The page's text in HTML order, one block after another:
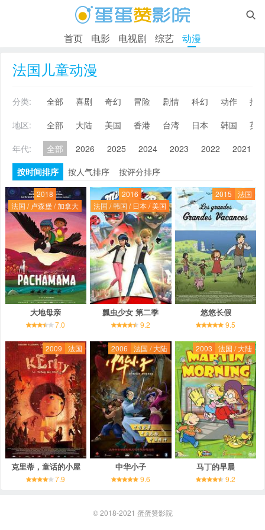

首页 电影 电视剧 综艺 动漫
法国儿童动漫
分类: 全部 喜剧 奇幻 冒险 剧情 科幻 动作
搞
地区:
全部 大陆 美国 香港 台湾 日本 韩国
英
年代:
全部 2026 2025 2024 2023 2022 2021
按时间排序
按人气排序 按评分排序
2018
法国 / 卢森堡 / 加拿大
大地母亲
7.0
2016
法国 / 韩国 / 日本 / 美国
瓢虫少女 第二季
9.2
2015 法国
悠悠长假
9.5
2009 法国
克里蒂，童话的小屋
7.9
2006 法国 / 大陆
中华小子
9.6
2003 法国 / 大陆
马丁的早晨
9.2
© 2018-2021 蛋蛋赞影院